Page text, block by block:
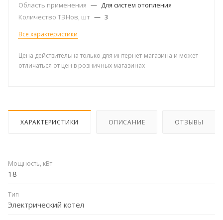
Область применения — Для систем отопления
Количество ТЭНов, шт — 3
Все характеристики
Цена действительна только для интернет-магазина и может
отличаться от цен в розничных магазинах
ХАРАКТЕРИСТИКИ ОПИСАНИЕ ОТЗЫВЫ
Мощность, кВт
18
Тип
Электрический котел